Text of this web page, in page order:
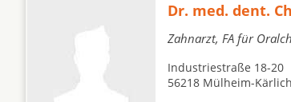
Dr. med. dent.
Zahnarzt, FA für
Industriestraße 18-20
56218 Mülheim-Kärlich